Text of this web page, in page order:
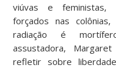
viúvas e feministas,
forçados nas
radiação é
assustadora,
refletir sobre